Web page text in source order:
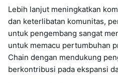
Lebih lanjut meningkatkan
dan keterlibatan komunitas,
untuk pengembang sangat
untuk memacu pertumbuhan
Chain dengan mendukung
berkontribusi pada ekspansi